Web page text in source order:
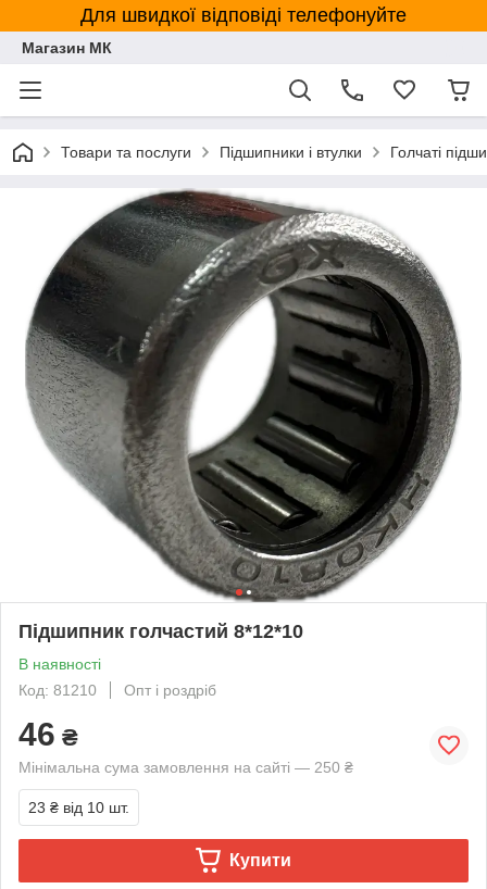
Для швидкої відповіді телефонуйте
Магазин МК
Товари та послуги Підшипники і втулки Голчаті
Підшипник голчастий 8*12*10
В наявності
Код: 81210
Опт і роздріб
46 ₴
Мінімальна сума замовлення на сайті — 250 ₴
23 ₴ від 10 шт.
Купити